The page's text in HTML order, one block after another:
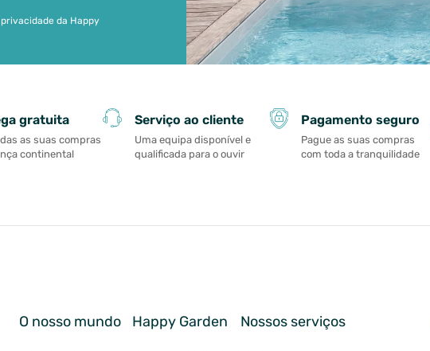
da Happy
gratuita
as suas compras
continental
Serviço ao cliente
Uma equipa disponível e
qualificada para o ouvir
Pagamento seguro
Pague as suas compras
com toda a tranquilidade
O nosso mundo Happy Garden Nossos serviços